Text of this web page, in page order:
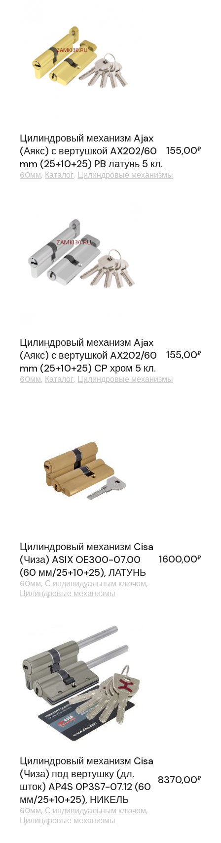
Цилиндровый механизм Ajax
(Аякс) с вертушкой AX202/60
mm (25+10+25) PB латунь 5 кл.
155,00₽
60мм Каталог Цилиндровые механизмы
Цилиндровый механизм Ajax
(Аякс) с вертушкой AX202/60
mm (25+10+25) CP хром 5 кл.
155,00₽
60мм Каталог Цилиндровые механизмы
Цилиндровый механизм Cisa
(Чиза) ASIX OE300-07.00
(60 мм/25+10+25), ЛАТУНЬ
1600,00₽
60мм С индивидуальным ключом
Цилиндровые механизмы
Цилиндровый механизм Cisa
(Чиза) под вертушку (дл.
шток) AP4S 0P3S7-07.12 (60
мм/25+10+25), НИКЕЛЬ
8370,00₽
60мм С индивидуальным ключом
Цилиндровые механизмы